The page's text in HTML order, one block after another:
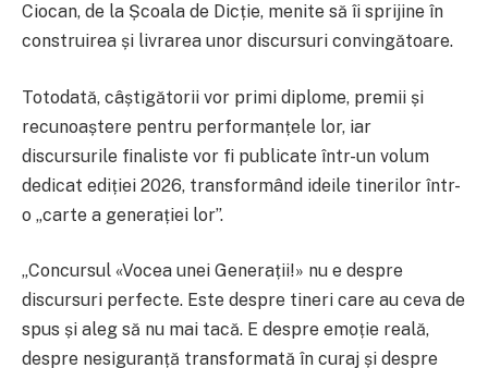
Ciocan, de la Școala de Dicție, menite să îi sprijine în
construirea și livrarea unor discursuri convingătoare.
Totodată, câștigătorii vor primi diplome, premii și
recunoaștere pentru performanțele lor, iar
discursurile finaliste vor fi publicate într-un volum
dedicat ediției 2026, transformând ideile tinerilor într-
o „carte a generației lor”.
„Concursul «Vocea unei Generații!» nu e despre
discursuri perfecte. Este despre tineri care au ceva de
spus și aleg să nu mai tacă. E despre emoție reală,
despre nesiguranță transformată în curaj și despre